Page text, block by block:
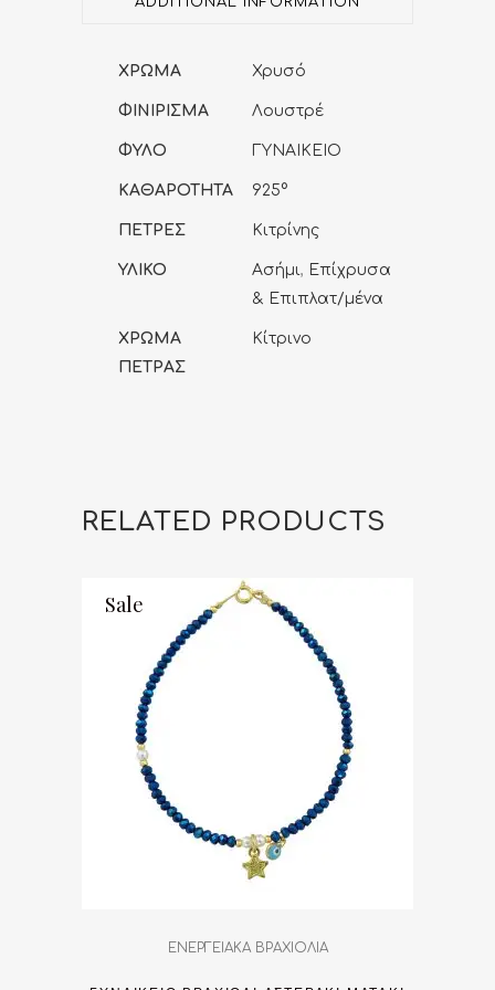
(Silver
925°)
quantity
ΧΡΩΜΑ Χρυσό
ΦΙΝΙΡΙΣΜΑ Λουστρέ
ΦΥΛΟ ΓΥΝΑΙΚΕΙΟ
ΚΑΘΑΡΟΤΗΤΑ 925°
ΠΕΤΡΕΣ Κιτρίνης
ΥΛΙΚΟ Ασήμι, Επίχρυσα
& Επιπλατ/μένα
ΧΡΩΜΑ
ΠΕΤΡΑΣ
Κίτρινο
RELATED PRODUCTS
Sale
ΕΝΕΡΓΕΙΑΚΑ ΒΡΑΧΙΟΛΙΑ